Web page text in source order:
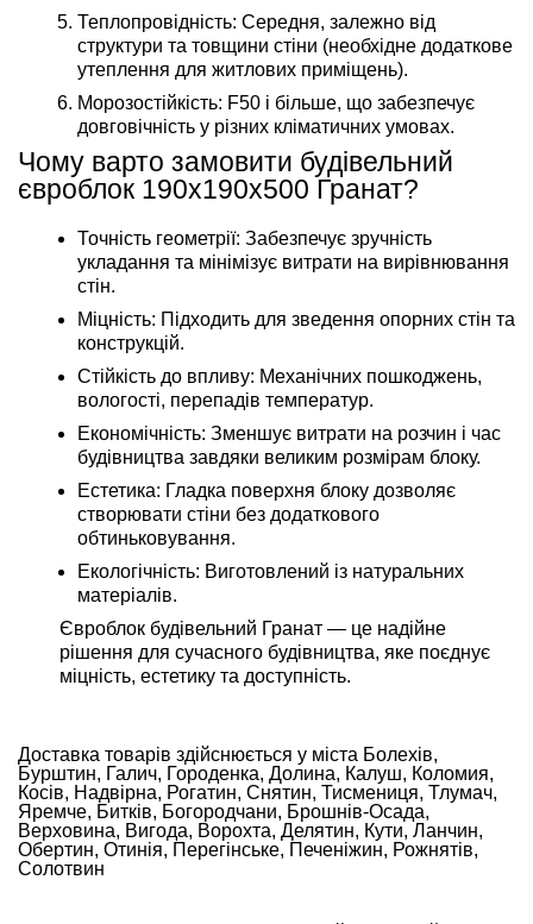
Теплопровідність: Середня, залежно від
структури та товщини стіни (необхідне додаткове
утеплення для житлових приміщень).
Морозостійкість: F50 і більше, що забезпечує
довговічність у різних кліматичних умовах.
Чому варто замовити будівельний
євроблок 190х190х500 Гранат?
Точність геометрії: Забезпечує зручність
укладання та мінімізує витрати на вирівнювання
стін.
Міцність: Підходить для зведення опорних стін та
конструкцій.
Стійкість до впливу: Механічних пошкоджень,
вологості, перепадів температур.
Економічність: Зменшує витрати на розчин і час
будівництва завдяки великим розмірам блоку.
Естетика: Гладка поверхня блоку дозволяє
створювати стіни без додаткового
обтиньковування.
Екологічність: Виготовлений із натуральних
матеріалів.
Євроблок будівельний Гранат — це надійне
рішення для сучасного будівництва, яке поєднує
міцність, естетику та доступність.
Доставка товарів здійснюється у міста Болехів,
Бурштин, Галич, Городенка, Долина, Калуш, Коломия,
Косів, Надвірна, Рогатин, Снятин, Тисмениця, Тлумач,
Яремче, Битків, Богородчани, Брошнів-Осада,
Верховина, Вигода, Ворохта, Делятин, Кути, Ланчин,
Обертин, Отинія, Перегінське, Печеніжин, Рожнятів,
Солотвин